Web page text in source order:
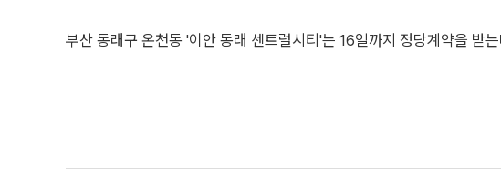
부산 동래구 온천동 '이안 동래 센트럴시티'는 16일까지 정당계약을 받